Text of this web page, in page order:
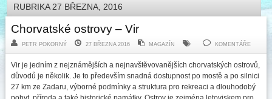
RUBRIKA 27 BŘEZNA, 2016
Chorvatské ostrovy – Vir
PETR POKORNÝ 27 BŘEZNA 2016 MAGAZÍN KOMENTÁŘE
Vir je jedním z nejznámějších a nejnavštěvovanějších chorvatských ostrovů,
důvodů je několik. Je to především snadná dostupnost po mostě a po silnici
27 km ze Zadaru, výborné podmínky a struktura pro rekreaci a dlouhodobý